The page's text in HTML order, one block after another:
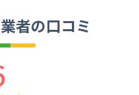
者の口コミ